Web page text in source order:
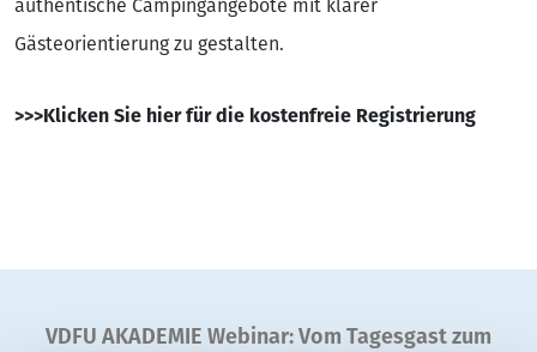
authentische Campingangebote mit klarer
Gästeorientierung zu gestalten.
>>>Klicken Sie hier für die kostenfreie Registrierung
VDFU AKADEMIE Webinar: Vom Tagesgast zum